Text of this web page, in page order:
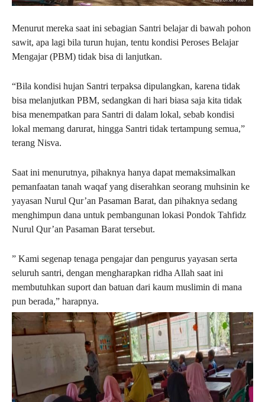
Menurut mereka saat ini sebagian Santri belajar di bawah pohon
sawit, apa lagi bila turun hujan, tentu kondisi Peroses Belajar
Mengajar (PBM) tidak bisa di lanjutkan.
“Bila kondisi hujan Santri terpaksa dipulangkan, karena tidak
bisa melanjutkan PBM, sedangkan di hari biasa saja kita tidak
bisa menempatkan para Santri di dalam lokal, sebab kondisi
lokal memang darurat, hingga Santri tidak tertampung semua,”
terang Nisva.
Saat ini menurutnya, pihaknya hanya dapat memaksimalkan
pemanfaatan tanah waqaf yang diserahkan seorang muhsinin ke
yayasan Nurul Qur’an Pasaman Barat, dan pihaknya sedang
menghimpun dana untuk pembangunan lokasi Pondok Tahfidz
Nurul Qur’an Pasaman Barat tersebut.
” Kami segenap tenaga pengajar dan pengurus yayasan serta
seluruh santri, dengan mengharapkan ridha Allah saat ini
membutuhkan suport dan batuan dari kaum muslimin di mana
pun berada,” harapnya.